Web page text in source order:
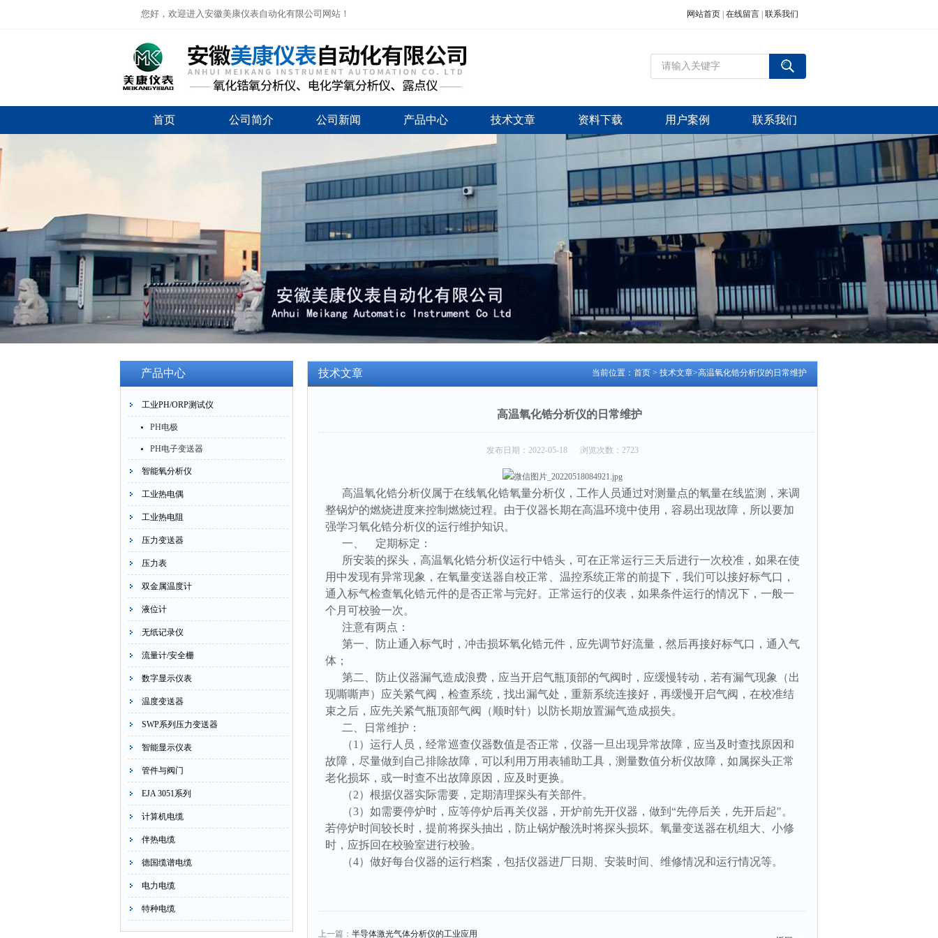
您好，欢迎进入安徽美康仪表自动化有限公司网站！ 网站首页 在线留言 联系我们
首页 公司简介 公司新闻 产品中心 技术文章 资料下载 用户案例 联系我们
产品中心
工业PH/ORP测试仪
PH电极
PH电子变送器
智能氧分析仪
工业热电偶
工业热电阻
压力变送器
压力表
双金属温度计
液位计
无纸记录仪
流量计/安全栅
数字显示仪表
温度变送器
SWP系列压力变送器
智能显示仪表
管件与阀门
EJA 3051系列
计算机电缆
伴热电缆
德国缆谱电缆
电力电缆
特种电缆
当前位置： 首页 > 技术文章>高温氧化锆分析仪的日常维护
技术文章
高温氧化锆分析仪的日常维护
发布日期：2022-05-18 浏览次数：2723
高温氧化锆分析仪属于在线氧化锆氧量分析仪，工作人员通过对测量点的氧量在线监测，来调
整锅炉的燃烧进度来控制燃烧过程。由于仪器长期在高温环境中使用，容易出现故障，所以要加
强学习氧化锆分析仪的运行维护知识。
一、 定期标定：
所安装的探头，高温氧化锆分析仪运行中锆头，可在正常运行三天后进行一次校准，如果在使
用中发现有异常现象，在氧量变送器自校正常、温控系统正常的前提下，我们可以接好标气口，
通入标气检查氧化锆元件的是否正常与完好。正常运行的仪表，如果条件运行的情况下，一般一
个月可校验一次。
注意有两点：
第一、防止通入标气时，冲击损坏氧化锆元件，应先调节好流量，然后再接好标气口，通入气
体；
第二、防止仪器漏气造成浪费，应当开启气瓶顶部的气阀时，应缓慢转动，若有漏气现象（出
现嘶嘶声）应关紧气阀，检查系统，找出漏气处，重新系统连接好，再缓慢开启气阀，在校准结
束之后，应先关紧气瓶顶部气阀（顺时针）以防长期放置漏气造成损失。
二、日常维护：
（1）运行人员，经常巡查仪器数值是否正常，仪器一旦出现异常故障，应当及时查找原因和
故障，尽量做到自己排除故障，可以利用万用表辅助工具，测量数值分析仪故障，如属探头正常
老化损坏，或一时查不出故障原因，应及时更换。
（2）根据仪器实际需要，定期清理探头有关部件。
（3）如需要停炉时，应等停炉后再关仪器，开炉前先开仪器，做到“先停后关，先开后起"。
若停炉时间较长时，提前将探头抽出，防止锅炉酸洗时将探头损坏。氧量变送器在机组大、小修
时，应拆回在校验室进行校验。
（4）做好每台仪器的运行档案，包括仪器进厂日期、安装时间、维修情况和运行情况等。
上一篇： 半导体激光气体分析仪的工业应用